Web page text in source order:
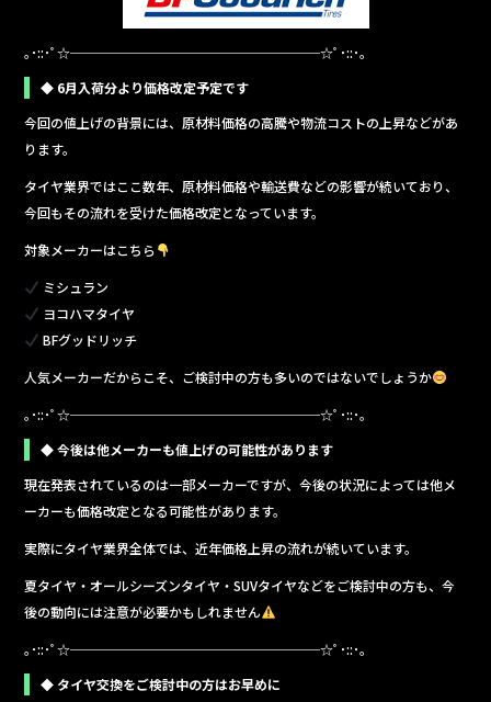
｡･::･ﾟ☆───────────────────☆ﾟ･::･｡
◆ 6月入荷分より価格改定予定です
今回の値上げの背景には、原材料価格の高騰や物流コストの上昇などがあ
ります。
タイヤ業界ではここ数年、原材料価格や輸送費などの影響が続いており、
今回もその流れを受けた価格改定となっています。
対象メーカーはこちら
ミシュラン
ヨコハマタイヤ
BFグッドリッチ
人気メーカーだからこそ、ご検討中の方も多いのではないでしょうか
｡･::･ﾟ☆───────────────────☆ﾟ･::･｡
◆ 今後は他メーカーも値上げの可能性があります
現在発表されているのは一部メーカーですが、今後の状況によっては他メ
ーカーも価格改定となる可能性があります。
実際にタイヤ業界全体では、近年価格上昇の流れが続いています。
夏タイヤ・オールシーズンタイヤ・SUVタイヤなどをご検討中の方も、今
後の動向には注意が必要かもしれません
｡･::･ﾟ☆───────────────────☆ﾟ･::･｡
◆ タイヤ交換をご検討中の方はお早めに